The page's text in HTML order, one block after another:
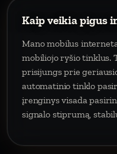
Kaip veikia pigus
Mano mobilus
mobiliojo ryšio tinklus.
prisijungs prie
automatinio tinklo
įrenginys visada
signalo stiprumą,